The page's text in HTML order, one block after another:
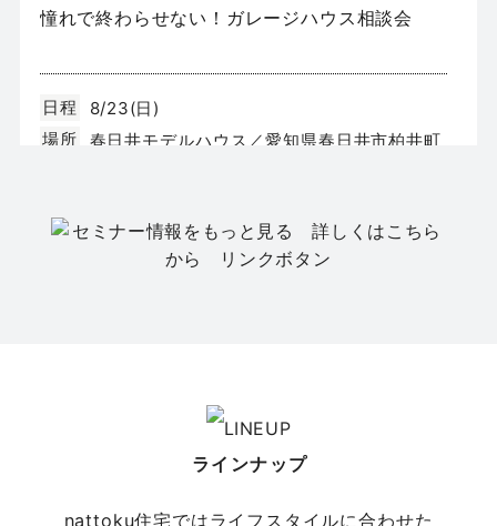
憧れで終わらせない！ガレージハウス相談会
日程
8/23(日)
場所
春日井モデルハウス／愛知県春日井市柏井町
春日井店／愛知県春日井市八田町7-1-13 エ
ラインナップ
nattoku住宅ではライフスタイルに合わせた